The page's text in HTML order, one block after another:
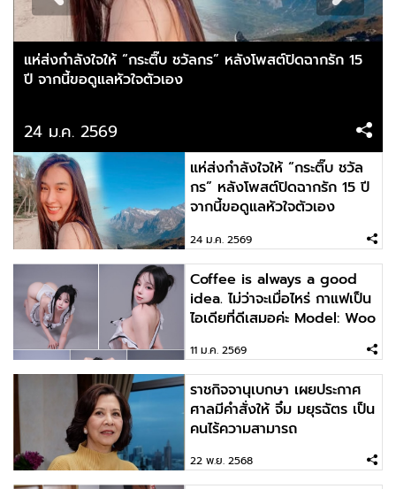
แห่ส่งกำลังใจให้ “กระติ๊บ ชวัลกร” หลังโพสต์ปิดฉากรัก 15
ปี จากนี้ขอดูแลหัวใจตัวเอง
24 ม.ค. 2569
แห่ส่งกำลังใจให้ “กระติ๊บ ชวัล
กร” หลังโพสต์ปิดฉากรัก 15 ปี
จากนี้ขอดูแลหัวใจตัวเอง
24 ม.ค. 2569
Coffee is always a good
idea. ไม่ว่าจะเมื่อไหร่ กาแฟเป็น
ไอเดียที่ดีเสมอค่ะ Model: Woo
11 ม.ค. 2569
ราชกิจจานุเบกษา เผยประกาศ
ศาลมีคําสั่งให้ จิ๋ม มยุรฉัตร เป็น
คนไร้ความสามารถ
22 พ.ย. 2568